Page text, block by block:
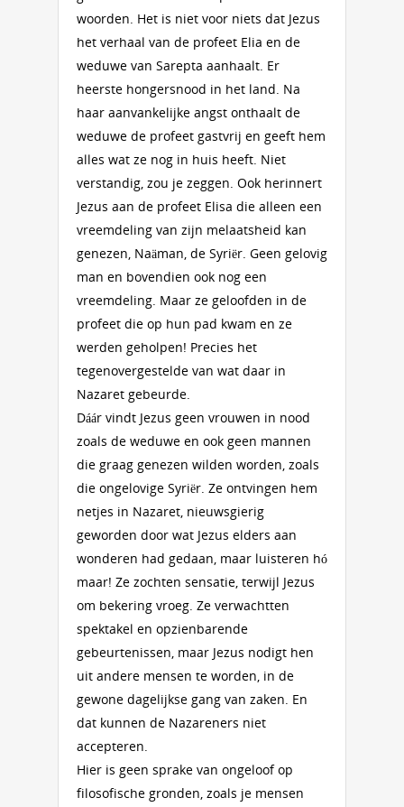
woorden. Het is niet voor niets dat Jezus
het verhaal van de profeet Elia en de
weduwe van Sarepta aanhaalt. Er
heerste hongersnood in het land. Na
haar aanvankelijke angst onthaalt de
weduwe de profeet gastvrij en geeft hem
alles wat ze nog in huis heeft. Niet
verstandig, zou je zeggen. Ook herinnert
Jezus aan de profeet Elisa die alleen een
vreemdeling van zijn melaatsheid kan
genezen, Naäman, de Syriër. Geen gelovig
man en bovendien ook nog een
vreemdeling. Maar ze geloofden in de
profeet die op hun pad kwam en ze
werden geholpen! Precies het
tegenovergestelde van wat daar in
Nazaret gebeurde.
Dáár vindt Jezus geen vrouwen in nood
zoals de weduwe en ook geen mannen
die graag genezen wilden worden, zoals
die ongelovige Syriër. Ze ontvingen hem
netjes in Nazaret, nieuwsgierig
geworden door wat Jezus elders aan
wonderen had gedaan, maar luisteren hó
maar! Ze zochten sensatie, terwijl Jezus
om bekering vroeg. Ze verwachtten
spektakel en opzienbarende
gebeurtenissen, maar Jezus nodigt hen
uit andere mensen te worden, in de
gewone dagelijkse gang van zaken. En
dat kunnen de Nazareners niet
accepteren.
Hier is geen sprake van ongeloof op
filosofische gronden, zoals je mensen